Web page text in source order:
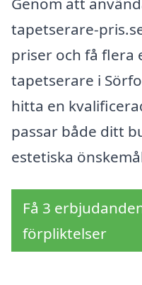
tapetserare-
priser och få flera
tapetserare i
hitta en
passar både ditt
estetiska
Få 3
förpliktelser